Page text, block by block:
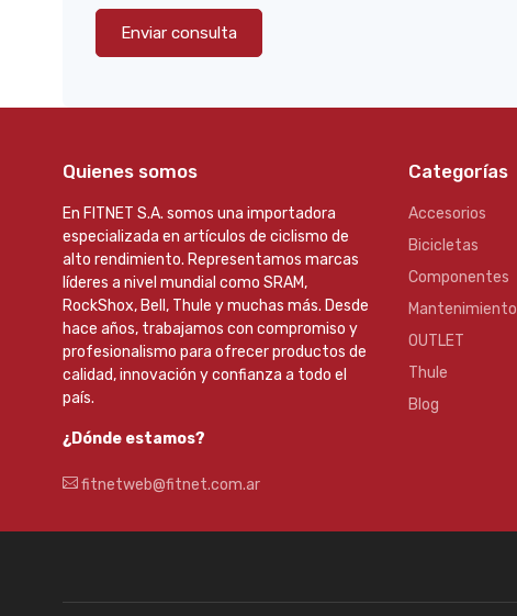
Enviar consulta
Quienes somos
En FITNET S.A. somos una importadora
especializada en artículos de ciclismo de
alto rendimiento. Representamos marcas
líderes a nivel mundial como SRAM,
RockShox, Bell, Thule y muchas más. Desde
hace años, trabajamos con compromiso y
profesionalismo para ofrecer productos de
calidad, innovación y confianza a todo el
país.
¿Dónde estamos?
fitnetweb@fitnet.com.ar
Categorías
Accesorios
Bicicletas
Componentes
Mantenimiento
OUTLET
Thule
Blog